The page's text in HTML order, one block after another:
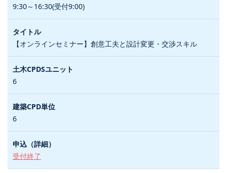
9:30～16:30(受付9:00)
【オンラインセミナー】創意工夫と設計変更・交渉スキル
6
6
受付終了